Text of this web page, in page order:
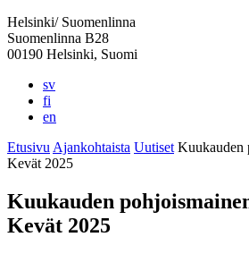
Helsinki/ Suomenlinna
Suomenlinna B28
00190 Helsinki, Suomi
sv
fi
en
Etusivu Ajankohtaista Uutiset Kuukauden
Kevät 2025
Kuukauden
Kevät 2025